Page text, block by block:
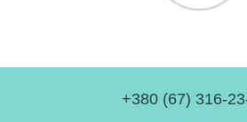
+380 (67) 316-